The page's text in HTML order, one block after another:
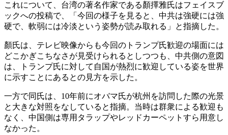
これについて、台湾の著名作家である顏擇雅氏はフェイスブ
ックへの投稿で、「今回の様子を見ると、中共は強硬には強
硬で、軟弱には冷淡という姿勢が読み取れる」と指摘した。
顏氏は、テレビ映像からも今回のトランプ氏歓迎の場面には
どこかぎこちなさが見受けられるとしつつも、中共側の意図
は、トランプ氏に対して自国が熱烈に歓迎している姿を世界
に示すことにあるとの見方を示した。
一方で同氏は、10年前にオバマ氏が杭州を訪問した際の光景
と大きな対照をなしていると指摘。当時は群衆による歓迎も
なく、中国側は専用タラップやレッドカーペットすら用意し
なかった。